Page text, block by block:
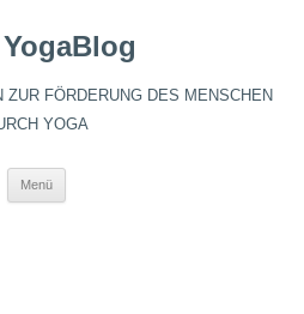
FÖRDERUNG DES MENSCHEN
YOGA
Menü